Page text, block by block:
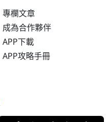
專欄文章
成為合作夥伴
APP下載
APP攻略手冊